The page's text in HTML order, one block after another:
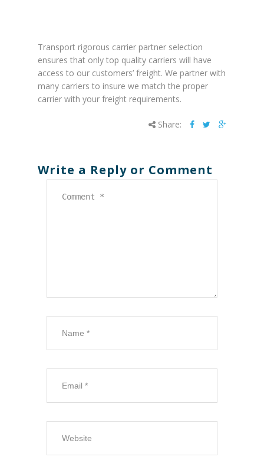
Transport rigorous carrier partner selection
ensures that only top quality carriers will have
access to our customers’ freight. We partner with
many carriers to insure we match the proper
carrier with your freight requirements.
Share:
Write a Reply or Comment